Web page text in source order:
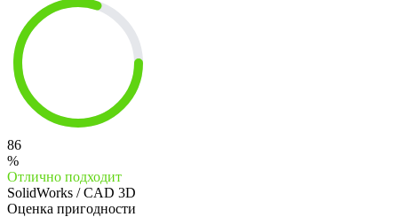
86
%
Отлично подходит
SolidWorks / CAD 3D
Оценка пригодности